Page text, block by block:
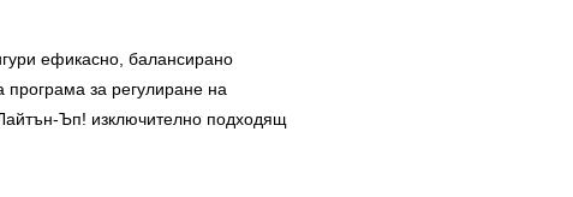
ефикасно, балансирано
за регулиране на
Ъп! изключително подходящ